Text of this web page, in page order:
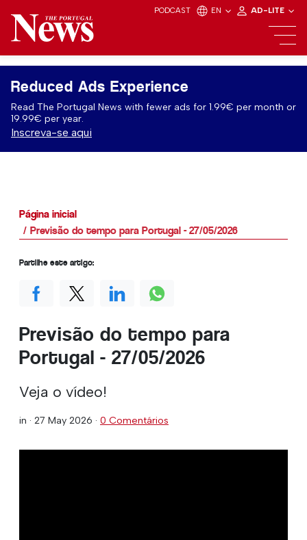
PODCAST EN AD-LITE
Reduced Ads Experience
Read The Portugal News with fewer ads for 1.99€ per month or
19.99€ per year.
Inscreva-se aqui
Página inicial
Previsão do tempo para Portugal - 27/05/2026
Previsão do tempo para
Portugal - 27/05/2026
Veja o vídeo!
in · 27 May 2026 · 0 Comentários
Partilhe este artigo: